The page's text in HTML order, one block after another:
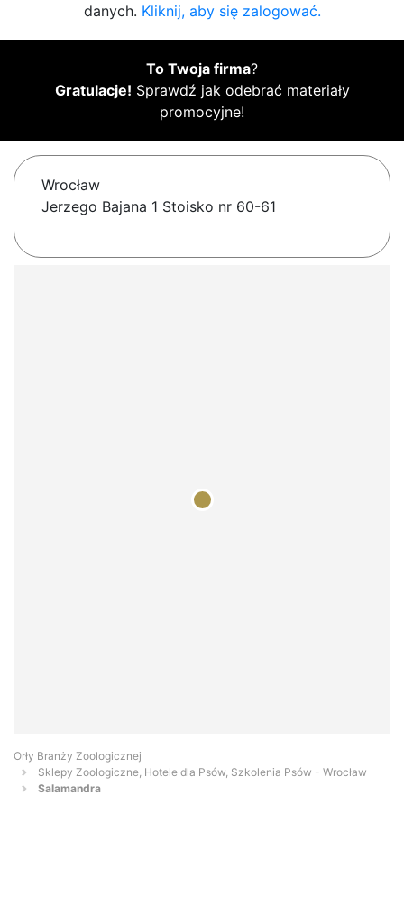
danych. Kliknij, aby się zalogować.
To Twoja firma?
Gratulacje! Sprawdź jak odebrać materiały
promocyjne!
Wrocław
Jerzego Bajana 1 Stoisko nr 60-61
Orły Branży Zoologicznej
Sklepy Zoologiczne, Hotele dla Psów, Szkolenia Psów - Wrocław
Salamandra